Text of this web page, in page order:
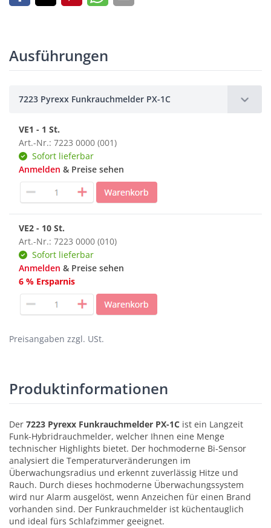
Ausführungen
7223 Pyrexx Funkrauchmelder PX-1C
VE1 - 1 St.
Art.-Nr.: 7223 0000 (001)
Sofort lieferbar
Anmelden & Preise sehen
VE2 - 10 St.
Art.-Nr.: 7223 0000 (010)
Sofort lieferbar
Anmelden & Preise sehen
6 % Ersparnis
Preisangaben zzgl. USt.
Produktinformationen
Der 7223 Pyrexx Funkrauchmelder PX-1C ist ein Langzeit
Funk-Hybridrauchmelder, welcher Ihnen eine Menge
technischer Highlights bietet. Der hochmoderne Bi-Sensor
analysiert die Temperaturveränderungen im
Überwachungsradius und erkennt zuverlässig Hitze und
Rauch. Durch dieses hochmoderne Überwachungssystem
wird nur Alarm ausgelöst, wenn Anzeichen für einen Brand
vorhanden sind. Der Funkrauchmelder ist küchentauglich
und ideal fürs Schlafzimmer geeignet.